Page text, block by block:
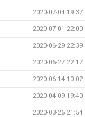
2020-07-04 19:37
2020-07-01 22:00
2020-06-29 22:39
2020-06-27 22:17
2020-06-14 10:02
2020-04-09 19:40
2020-03-26 21:54